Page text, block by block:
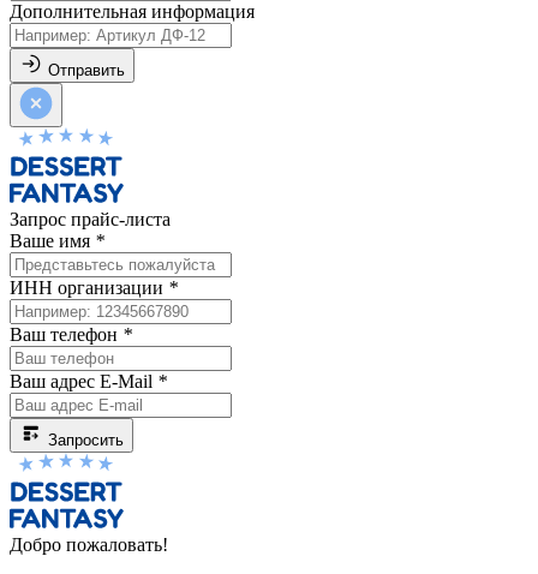
Дополнительная информация
Отправить
Запрос прайс-листа
Ваше имя *
ИНН организации *
Ваш телефон *
Ваш адрес E-Mail *
Запросить
Добро пожаловать!